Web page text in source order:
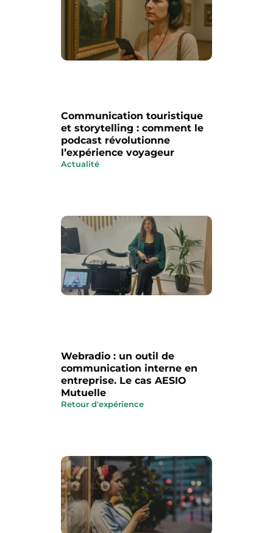
Communication touristique
et storytelling : comment le
podcast révolutionne
l’expérience voyageur
Actualité
Webradio : un outil de
communication interne en
entreprise. Le cas AESIO
Mutuelle
Retour d'expérience